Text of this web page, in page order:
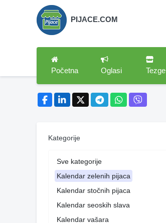
PIJACE.COM
Početna Oglasi Tezge
Kategorije
Sve kategorije
Kalendar zelenih pijaca
Kalendar stočnih pijaca
Kalendar seoskih slava
Kalendar vašara